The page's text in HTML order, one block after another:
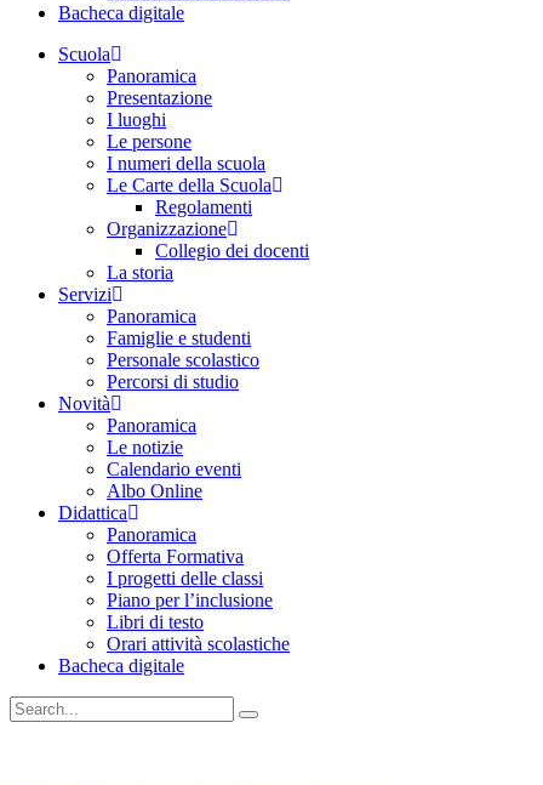
Bacheca digitale
Scuola
Panoramica
Presentazione
I luoghi
Le persone
I numeri della scuola
Le Carte della Scuola
Regolamenti
Organizzazione
Collegio dei docenti
La storia
Servizi
Panoramica
Famiglie e studenti
Personale scolastico
Percorsi di studio
Novità
Panoramica
Le notizie
Calendario eventi
Albo Online
Didattica
Panoramica
Offerta Formativa
I progetti delle classi
Piano per l’inclusione
Libri di testo
Orari attività scolastiche
Bacheca digitale